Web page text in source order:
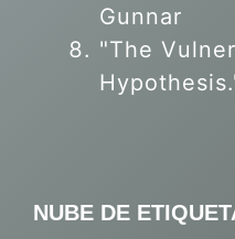
Gunnar
"The
NUBE DE